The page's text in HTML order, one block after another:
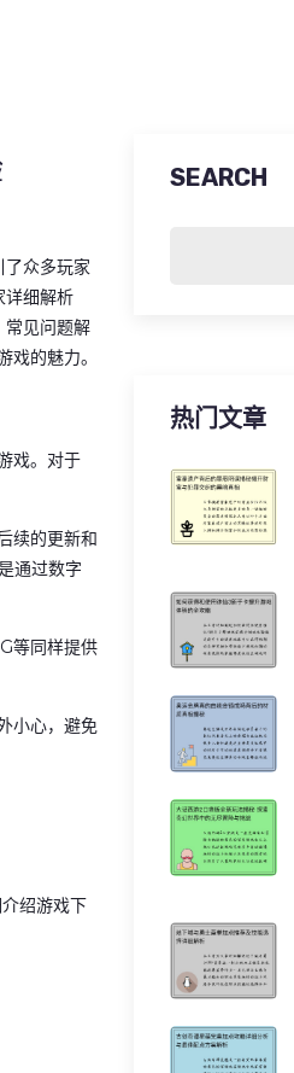
了众多玩家
详细解析
常见问题解
的魅力。
戏。对于
续的更新和
通过数字
等同样提供
小心，避免
绍游戏下
SEARCH
热门文章